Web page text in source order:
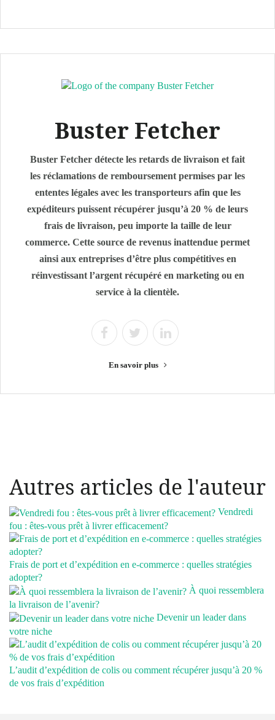
Buster Fetcher
Buster Fetcher détecte les retards de livraison et fait
les réclamations de remboursement permises par les
ententes légales avec les transporteurs afin que les
expéditeurs puissent récupérer jusqu’à 20 % de leurs
frais de livraison, peu importe la taille de leur
commerce. Cette source de revenus inattendue permet
ainsi aux entreprises d’être plus compétitives en
réinvestissant l’argent récupéré en marketing ou en
service à la clientèle.
En savoir plus
Autres articles de l'auteur
Vendredi
fou : êtes-vous prêt à livrer efficacement?
Frais de port et d’expédition en e-commerce : quelles stratégies
adopter?
À quoi ressemblera
la livraison de l’avenir?
Devenir un leader dans
votre niche
L’audit d’expédition de colis ou comment récupérer jusqu’à 20 %
de vos frais d’expédition